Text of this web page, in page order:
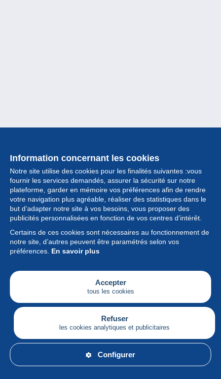
Information concernant les cookies
Notre site utilise des cookies pour les finalités suivantes :vous
fournir les services demandés, assurer la sécurité sur notre
plateforme, garder en mémoire vos préférences afin de rendre
votre navigation plus agréable, réaliser des statistiques dans le
but d’adapter notre site à vos besoins, vous proposer des
publicités personnalisées en fonction de vos centres d’intérêt.
Certains de ces cookies sont nécessaires au fonctionnement de
notre site, d’autres peuvent être paramétrés selon vos
préférences. En savoir plus
Accepter
tous les cookies
Refuser
les cookies analytiques et publicitaires
Configurer
Collection
Actualités
Fonctionnalités
Société
Services
Articles
Français